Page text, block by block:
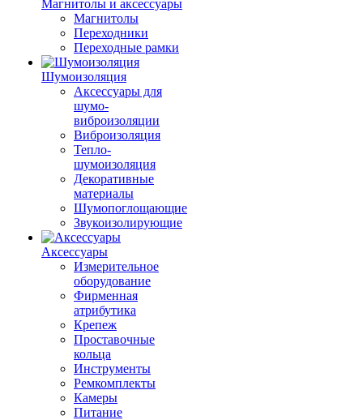
Магнитолы и аксессуары
Магнитолы
Переходники
Переходные рамки
Шумоизоляция
Аксессуары для
шумо-
виброизоляции
Виброизоляция
Тепло-
шумоизоляция
Декоративные
материалы
Шумопоглощающие
Звукоизолирующие
Аксессуары
Измерительное
оборудование
Фирменная
атрибутика
Крепеж
Проставочные
кольца
Инструменты
Ремкомплекты
Камеры
Питание